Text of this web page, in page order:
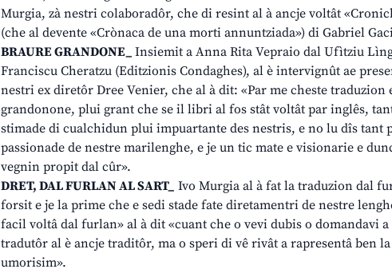
Murgia, zà nestri colaboradôr, che di resint al à ancje voltât
(che al devente «Crònaca de una morti annuntziada») di Gabriel
BRAURE GRANDONE_ Insiemit a Anna Rita Vepraio dal Ufìtziu
Franciscu Cheratzu (Editzionis Condaghes), al è intervignût ae
nestri ex diretôr Dree Venier, che al à dit: «Par me cheste traduzion
grandonone, plui grant che se il libri al fos stât voltât par inglês,
stimade di cualchidun plui impuartante des nestris, e no lu dîs tant
passionade de nestre marilenghe, e je un tic mate e visionarie e
vegnin propit dal cûr».
DRET, DAL FURLAN AL SART_ Ivo Murgia al à fat la traduzion dal
forsit e je la prime che e sedi stade fate diretamentri de nestre
facil voltâ dal furlan» al à dit «cuant che o vevi dubis o domandavi
tradutôr al è ancje traditôr, ma o speri di vê rivât a rapresentâ ben
umorisim».